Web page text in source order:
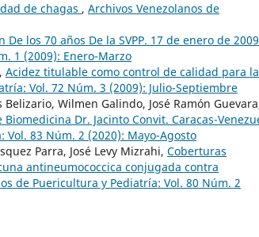
de chagas , Archivos Venezolanos de
los 70 años De la SVPP. 17 de enero de
1 (2009): Enero-Marzo
Acidez titulable como control de calidad para la
Vol. 72 Núm. 3 (2009): Julio-Septiembre
Wilmen Galindo, José Ramón
Dr. Jacinto Convit. Caracas-
83 Núm. 2 (2020): Mayo-Agosto
Parra, José Levy Mizrahi, Coberturas
antineumococcica conjugada contra
de Puericultura y Pediatría: Vol. 80 Núm. 2